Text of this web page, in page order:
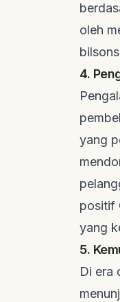
oleh
4.
yang
positif
yang
5.
Di era